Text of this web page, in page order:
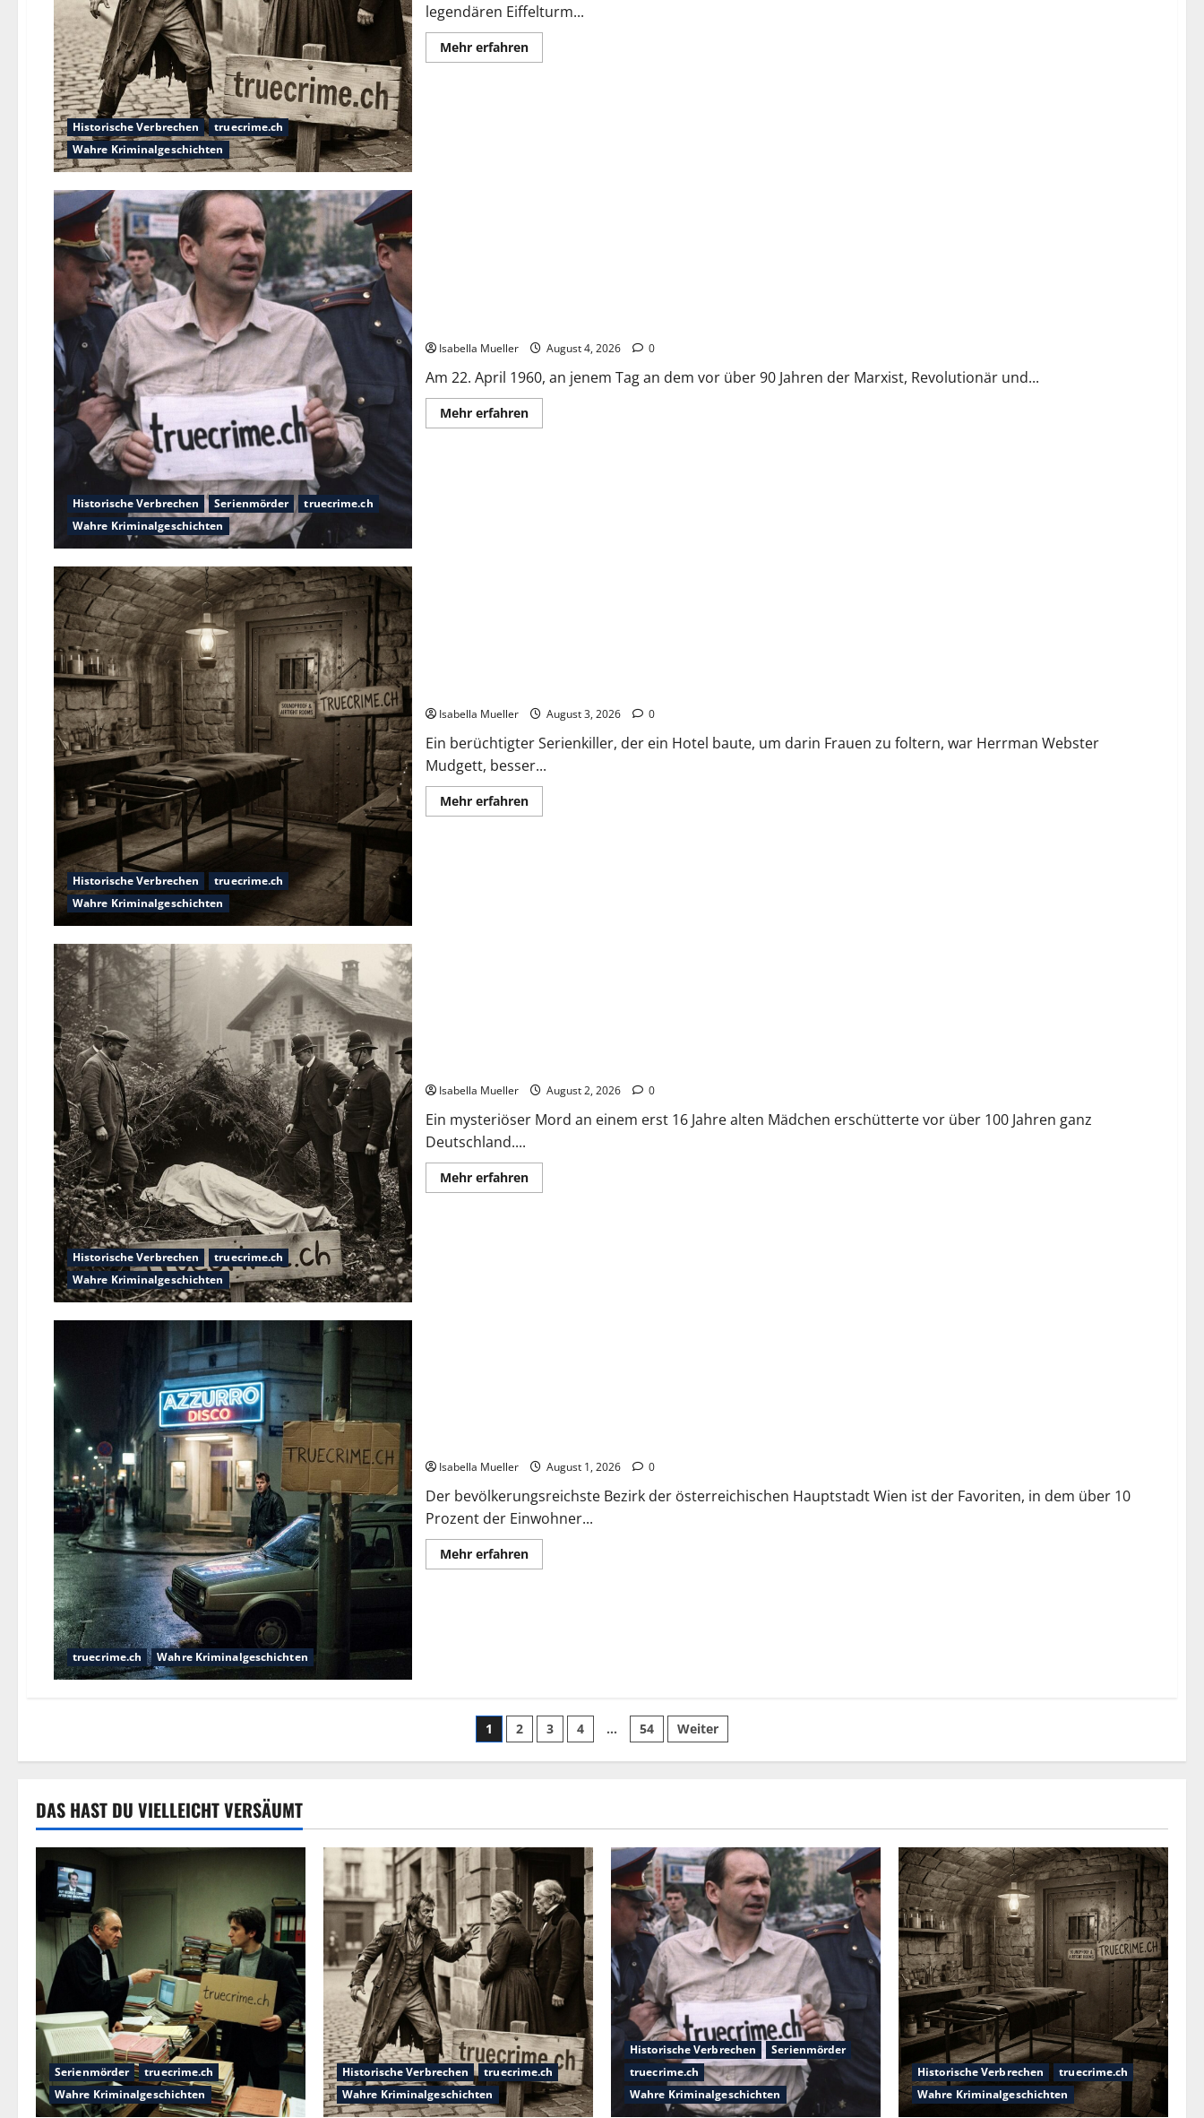
Historische Verbrechen
truecrime.ch
Wahre Kriminalgeschichten
legendären Eiffelturm...
Mehr erfahren
Historische Verbrechen Serienmörder
truecrime.ch
Wahre Kriminalgeschichten
Isabella Mueller August 4, 2026 0
Am 22. April 1960, an jenem Tag an dem vor über 90 Jahren der Marxist, Revolutionär und...
Mehr erfahren
Historische Verbrechen
truecrime.ch
Wahre Kriminalgeschichten
Isabella Mueller August 3, 2026 0
Ein berüchtigter Serienkiller, der ein Hotel baute, um darin Frauen zu foltern, war Herrman Webster
Mudgett, besser...
Mehr erfahren
Historische Verbrechen
truecrime.ch
Wahre Kriminalgeschichten
Isabella Mueller August 2, 2026 0
Ein mysteriöser Mord an einem erst 16 Jahre alten Mädchen erschütterte vor über 100 Jahren ganz
Deutschland....
Mehr erfahren
truecrime.ch Wahre Kriminalgeschichten
Isabella Mueller August 1, 2026 0
Der bevölkerungsreichste Bezirk der österreichischen Hauptstadt Wien ist der Favoriten, in dem über 10
Prozent der Einwohner...
Mehr erfahren
1 2 3 4 … 54 Weiter
DAS HAST DU VIELLEICHT VERSÄUMT
Serienmörder
truecrime.ch
Wahre Kriminalgeschichten
Historische Verbrechen
truecrime.ch
Wahre Kriminalgeschichten
Historische Verbrechen
Serienmörder
truecrime.ch
Wahre Kriminalgeschichten
Historische Verbrechen
truecrime.ch
Wahre Kriminalgeschichten